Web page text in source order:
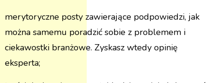
merytoryczne posty zawierające podpowiedzi, jak
można samemu poradzić sobie z problemem i
ciekawostki branżowe. Zyskasz wtedy opinię
eksperta;